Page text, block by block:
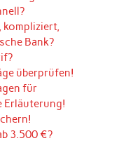
kompliziert,
Bank?
überprüfen!
für
Erläuterung!
3.500 €?